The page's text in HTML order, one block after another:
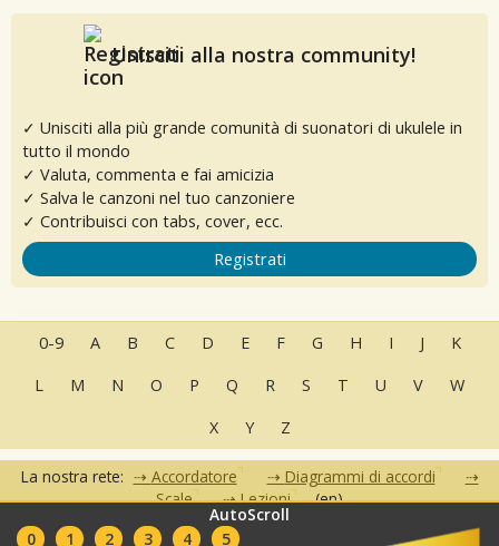
AutoScroll
0
1 2 3 4 5
Unisciti alla nostra community!
✓ Unisciti alla più grande comunità di suonatori di ukulele in
tutto il mondo
✓ Valuta, commenta e fai amicizia
✓ Salva le canzoni nel tuo canzoniere
✓ Contribuisci con tabs, cover, ecc.
Registrati
0-9 A B C D E F G H I J
K
L
M N O P Q R S T U V
W
X
Y Z
La nostra rete: Accordatore
Diagrammi di accordi
Scale
Lezioni (en)
FAQ•Contatti•Condizioni d'uso Partner•Club